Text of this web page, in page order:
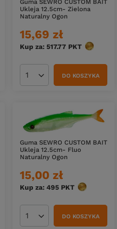
Guma SEWRO CUSTOM BAIT
Ukleja 12.5cm- Zielona
Naturalny Ogon
15,69 zł
Kup za: 517.77 PKT punktów
Ilość produktówDO KOSZYKA
Guma SEWRO CUSTOM BAIT
Ukleja 12.5cm- Fluo
Naturalny Ogon
15,00 zł
Kup za: 495 PKT punktów
Ilość produktówDO KOSZYKA